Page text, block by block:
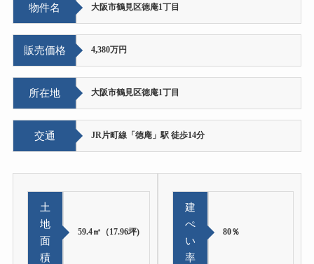
物件名 大阪市鶴見区徳庵1丁目
販売価格 4,380万円
所在地 大阪市鶴見区徳庵1丁目
交通 JR片町線「徳庵」駅 徒歩14分
土
地
面
積
59.4㎡（17.96坪)
建
ぺ
い
率
80％